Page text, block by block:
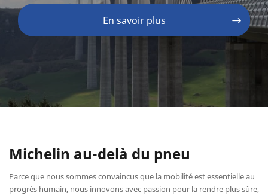
En savoir plus
Michelin au-delà du pneu
Parce que nous sommes convaincus que la mobilité est essentielle au
progrès humain, nous innovons avec passion pour la rendre plus sûre,